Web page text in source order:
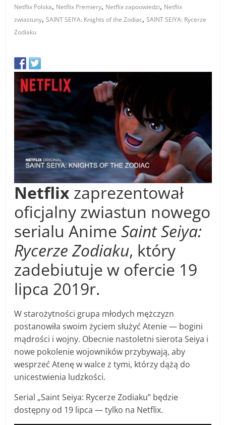
Netflix Polska, Netflix Premiery, Netflix zapoowiedzi, Netflix
zwiastuny,SAINT SEIYA: Knights of the Zodiac,SAINT SEIYA: Rycerze
Zodiaku
Netflix zaprezentował
oficjalny zwiastun nowego
serialu AnimeSaint Seiya:
Rycerze Zodiaku, który
zadebiutuje w ofercie 19
lipca 2019r.
W starożytności grupa młodych mężczyzn
postanowiła swoim życiem służyć Atenie — bogini
mądrości i wojny. Obecnie nastoletni sierota Seiya i
nowe pokolenie wojowników przybywają, aby
wesprzeć Atenę w walce z tymi, którzy dążą do
unicestwienia ludzkości.
Serial „Saint Seiya: Rycerze Zodiaku” będzie
dostępny od 19 lipca — tylko na Netflix.